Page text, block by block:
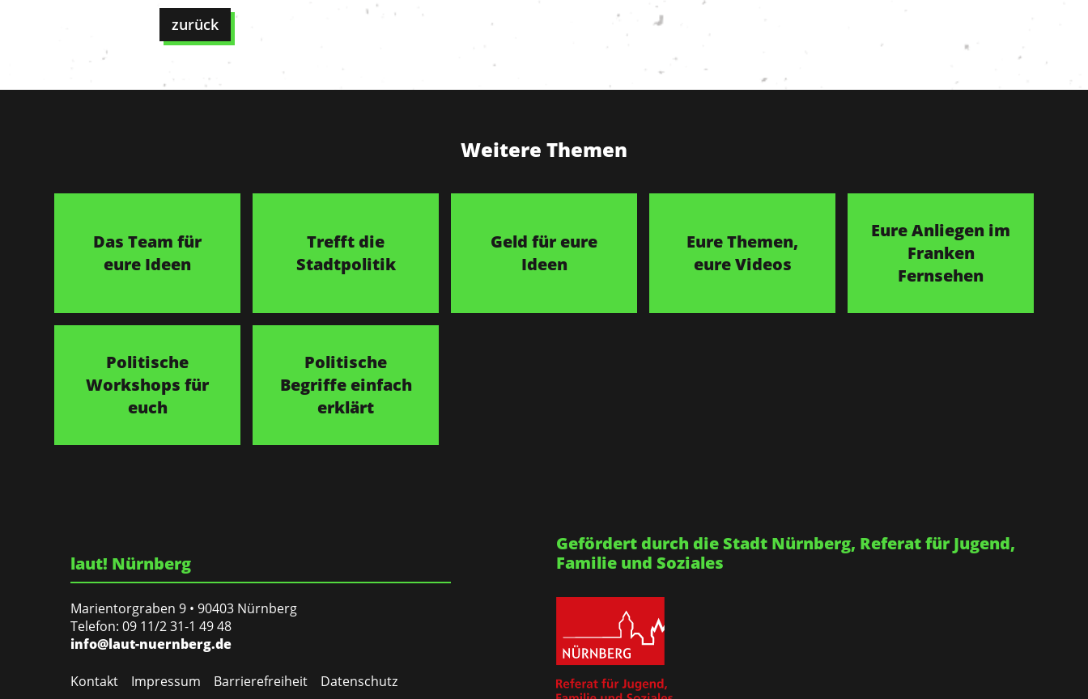
zurück
Weitere Themen
Das Team für
eure Ideen
Trefft die
Stadtpolitik
Geld für eure
Ideen
Eure Themen,
eure Videos
Eure Anliegen im
Franken
Fernsehen
Politische
Workshops für
euch
Politische
Begriffe einfach
erklärt
laut! Nürnberg
Marientorgraben 9 • 90403 Nürnberg
Telefon: 09 11/2 31-1 49 48
info@laut-nuernberg.de
Kontakt Impressum Barrierefreiheit Datenschutz
Gefördert durch die Stadt Nürnberg, Referat für Jugend,
Familie und Soziales